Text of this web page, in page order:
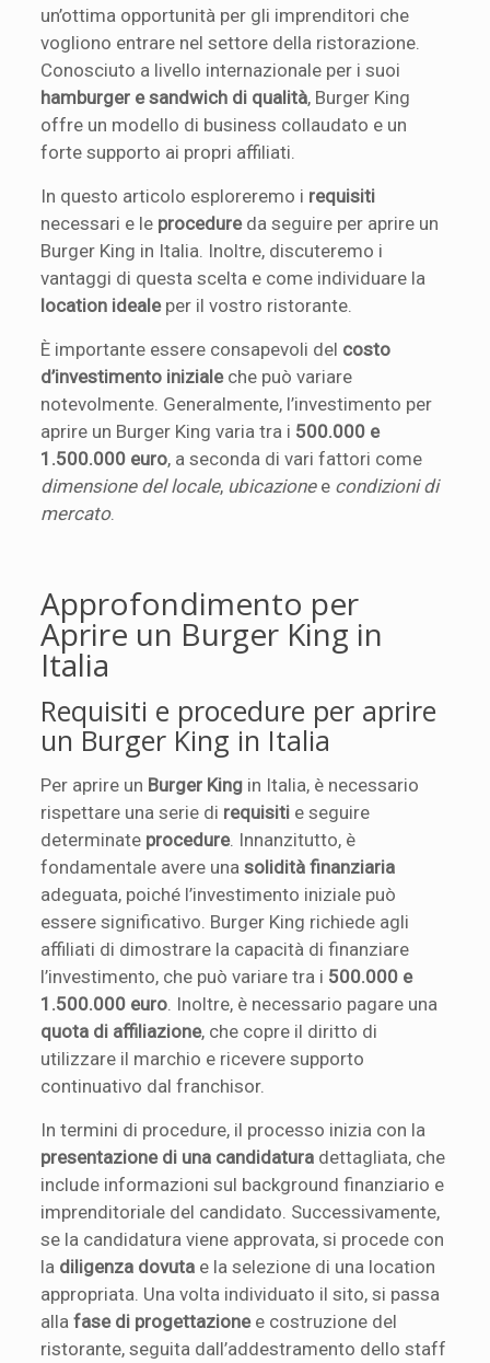
un’ottima opportunità per gli imprenditori che
vogliono entrare nel settore della ristorazione.
Conosciuto a livello internazionale per i suoi
hamburger e sandwich di qualità, Burger King
offre un modello di business collaudato e un
forte supporto ai propri affiliati.
In questo articolo esploreremo i requisiti
necessari e le procedureda seguire per aprire un
Burger King in Italia. Inoltre, discuteremo i
vantaggi di questa scelta e come individuare la
location idealeper il vostro ristorante.
È importante essere consapevoli del costo
d’investimento inizialeche può variare
notevolmente. Generalmente, l’investimento per
aprire un Burger King varia tra i 500.000 e
1.500.000 euro, a seconda di vari fattori come
dimensione del locale, ubicazionee condizioni di
mercato.
Approfondimento per
Aprire un Burger King in
Italia
Requisiti e procedure per aprire
un Burger King in Italia
Per aprire un Burger King in Italia, è necessario
rispettare una serie di requisiti e seguire
determinate procedure. Innanzitutto, è
fondamentale avere unasolidità finanziaria
adeguata, poiché l’investimento iniziale può
essere significativo. Burger King richiede agli
affiliati di dimostrare la capacità di finanziare
l’investimento, che può variare tra i 500.000 e
1.500.000 euro . Inoltre, è necessario pagare una
quota di affiliazione, che copre il diritto di
utilizzare il marchio e ricevere supporto
continuativo dal franchisor.
In termini di procedure, il processo inizia con la
presentazione di una candidatura dettagliata, che
include informazioni sul background finanziario e
imprenditoriale del candidato. Successivamente,
se la candidatura viene approvata, si procede con
la diligenza dovuta e la selezione di una location
appropriata. Una volta individuato il sito, si passa
allafase di progettazionee costruzione del
ristorante, seguita dall’addestramento dello staff